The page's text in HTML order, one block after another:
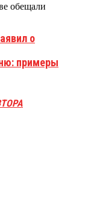
обещали
о
примеры